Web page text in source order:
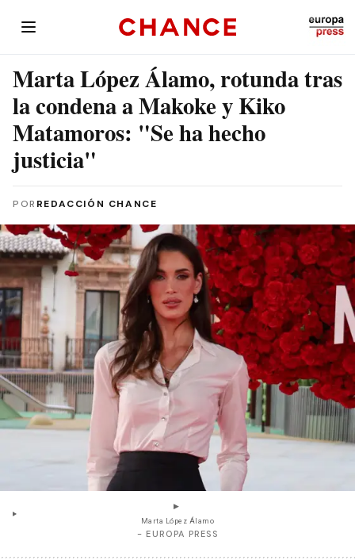
Marta López Álamo, rotunda tras
la condena a Makoke y Kiko
Matamoros: "Se ha hecho
justicia"
POR REDACCIÓN CHANCE
Marta López Álamo
- EUROPA PRESS